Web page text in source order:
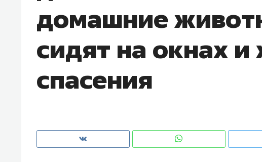
домашние
сидят на окнах
спасения
чем интересен Оман?